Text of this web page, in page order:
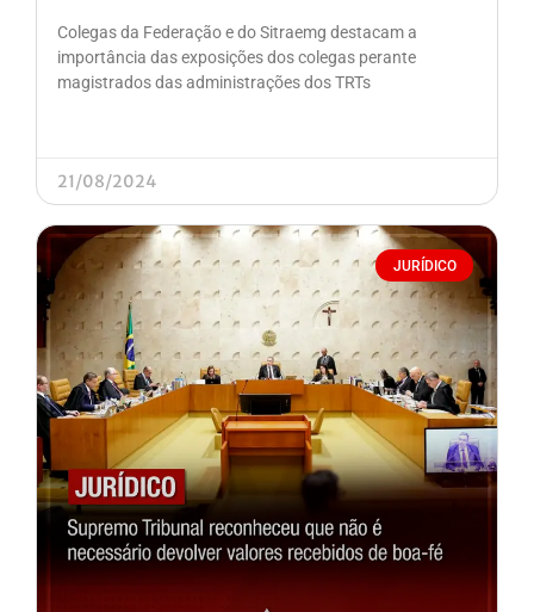
Colegas da Federação e do Sitraemg destacam a
importância das exposições dos colegas perante
magistrados das administrações dos TRTs
21/08/2024
JURÍDICO